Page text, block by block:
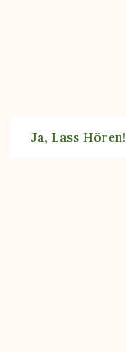
Ja, Lass Hören!